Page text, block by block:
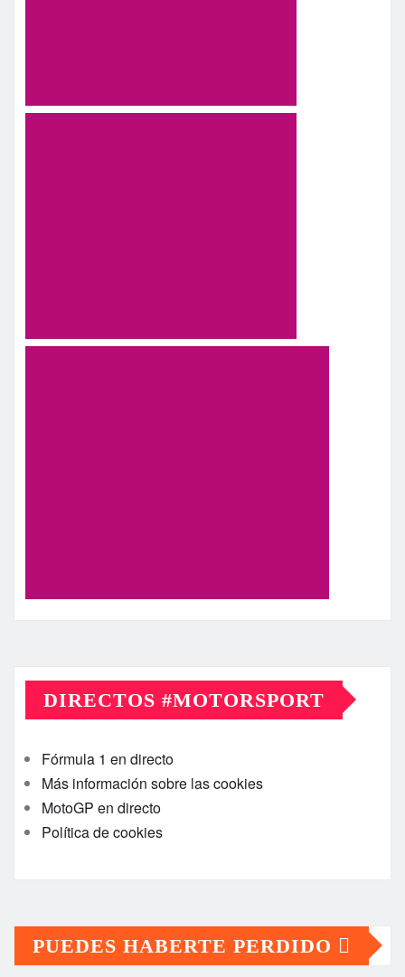
DIRECTOS #MOTORSPORT
Fórmula 1 en directo
Más información sobre las cookies
MotoGP en directo
Política de cookies
PUEDES HABERTE PERDIDO